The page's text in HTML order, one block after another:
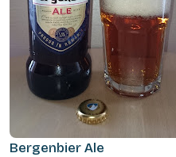
Bergenbier Ale